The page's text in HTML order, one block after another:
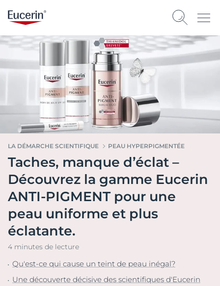
LA DÉMARCHE SCIENTIFIQUE PEAU HYPERPIGMENTÉE
Taches, manque d’éclat –
Découvrez la gamme Eucerin
ANTI-PIGMENT pour une
peau uniforme et plus
éclatante.
4 minutes de lecture
Qu'est-ce qui cause un teint de peau inégal?
Une découverte décisive des scientifiques d'Eucerin